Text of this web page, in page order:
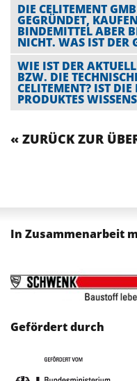
DIE CELITEMENT
GEGRÜNDET,
BINDEMITTEL ABER
NICHT. WAS IST DER
WIE IST DER
BZW. DIE
CELITEMENT? IST
PRODUKTES
« ZURÜCK ZUR
In Zusammenarbeit
Gefördert durch